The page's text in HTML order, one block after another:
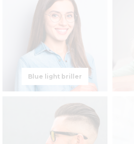
Blue light briller